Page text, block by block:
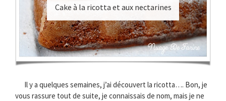
Cake à la ricotta et aux nectarines
Il y a quelques semaines, j’ai découvert la ricotta…. Bon, je
vous rassure tout de suite, je connaissais de nom, mais je ne